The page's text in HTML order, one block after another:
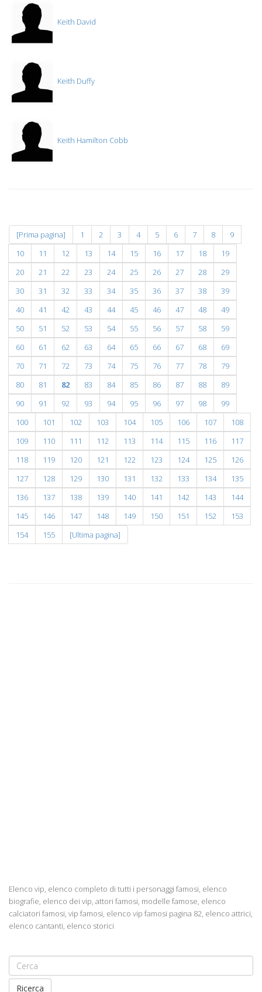
Keith David
Keith Duffy
Keith Hamilton Cobb
[Prima pagina] 1 2 3 4 5 6 7 8
9
10
11 12 13 14 15 16 17 18
19
20
21 22 23 24 25 26 27 28
29
30
31 32 33 34 35 36 37 38
39
40
41 42 43 44 45 46 47 48
49
50
51 52 53 54 55 56 57 58
59
60
61 62 63 64 65 66 67 68
69
70
71 72 73 74 75 76 77 78
79
80
81 82 83 84 85 86 87 88
89
90
91 92 93 94 95 96 97 98
99
100
101 102 103 104 105 106 107
108
109
110 111 112 113 114 115 116
117
118
119 120 121 122 123 124 125
126
127
128 129 130 131 132 133 134
135
136
137 138 139 140 141 142 143
144
145
146 147 148 149 150 151 152
153
154
155 [Ultima pagina]
Elenco vip, elenco completo di tutti i personaggi famosi, elenco
biografie, elenco dei vip, attori famosi, modelle famose, elenco
calciatori famosi, vip famosi, elenco vip famosi pagina 82, elenco attrici,
elenco cantanti, elenco storici
Ricerca